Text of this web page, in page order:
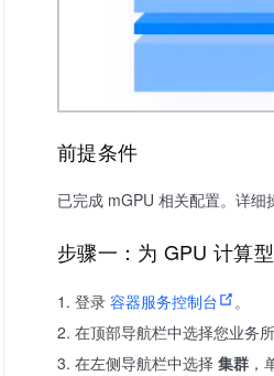
前提条件
已完成 mGPU 相关配置。详细
步骤一：为 GPU 计算
登录 容器服务控制台
。
在顶部导航栏中选择您业务所
在左侧导航栏中选择 集群 ，